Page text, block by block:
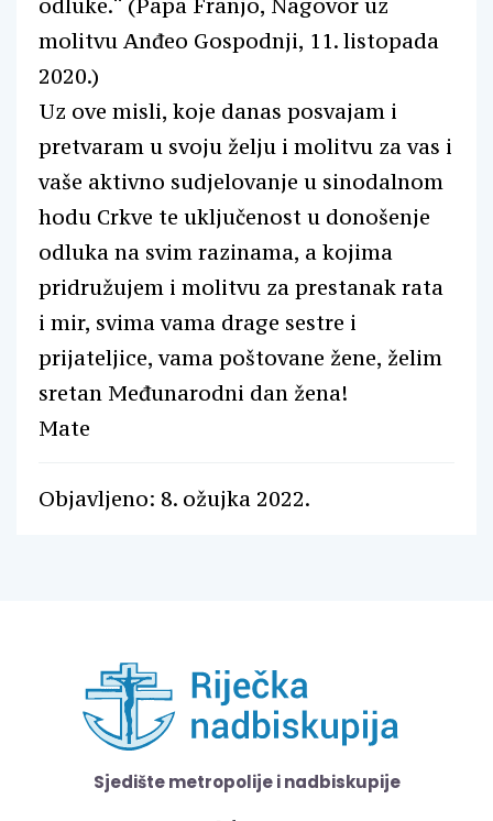
odluke.“ (Papa Franjo, Nagovor uz
molitvu Anđeo Gospodnji, 11. listopada
2020.)
Uz ove misli, koje danas posvajam i
pretvaram u svoju želju i molitvu za vas i
vaše aktivno sudjelovanje u sinodalnom
hodu Crkve te uključenost u donošenje
odluka na svim razinama, a kojima
pridružujem i molitvu za prestanak rata
i mir, svima vama drage sestre i
prijateljice, vama poštovane žene, želim
sretan Međunarodni dan žena!
Mate
Objavljeno: 8. ožujka 2022.
Sjedište metropolije i nadbiskupije